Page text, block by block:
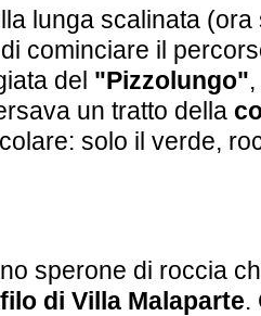
lunga scalinata
cominciare il
del "Pizzolungo"
un tratto della
solo il verde,
sperone di roccia
di Villa Malaparte.